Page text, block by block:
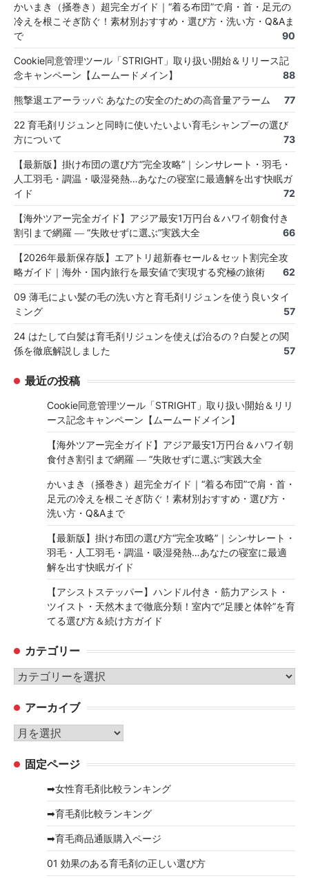
かいまき（掻巻き）超完全ガイド｜“着る布団”で肩・首・足元の
冷えを根こそぎ防ぐ！素材別おすすめ・選び方・洗い方・Q&Aま
で
90
Cookie同意管理ツール「STRIGHT」取り扱い開始＆リリース記
念キャンペーン【ムームードメイン】
88
熊撃退エアーラッパ: あなたの安全のための高音量アラーム 77
22 育毛剤リジュンと同時に使いたいよい育毛シャンプーの選び
方について
73
【最新版】掛け布団の選び方“完全攻略”｜シンサレート・羽毛・
人工羽毛・調温・吸湿発熱…あなたの寝室に最適解を出す快眠ガ
イド
72
【海外ツアー完全ガイド】アジア最安1万円台＆ハワイ朝食付き
割引まで網羅 ― “失敗せずに選ぶ”実践大全
66
【2026年最新保存版】エアトリ超新春セール＆セット割完全攻
略ガイド｜海外・国内旅行を最安値で実現する究極の旅術
62
09 薄毛によい髪の毛の洗い方と育毛剤リジュンを使う良いタイ
ミング
57
24 はたして白髪は育毛剤リジュンを使えば治るの？白髪との関
係を徹底解説しました
57
最近の投稿
Cookie同意管理ツール「STRIGHT」取り扱い開始＆リリ
ース記念キャンペーン【ムームードメイン】
【海外ツアー完全ガイド】アジア最安1万円台＆ハワイ朝
食付き割引まで網羅 ― “失敗せずに選ぶ”実践大全
かいまき（掻巻き）超完全ガイド｜“着る布団”で肩・首・
足元の冷えを根こそぎ防ぐ！素材別おすすめ・選び方・
洗い方・Q&Aまで
【最新版】掛け布団の選び方“完全攻略”｜シンサレート・
羽毛・人工羽毛・調温・吸湿発熱…あなたの寝室に最適
解を出す快眠ガイド
【アシストステッパー】ハンドル付き・筋力アシスト・
ツイスト・天然木まで徹底分類！室内で“足腰と体幹”を育
てる選び方＆続け方ガイド
カテゴリー
カ
ゴ
リ
ー
アーカイブ
ア
カ 固定ページ
➡女性育毛剤比較ランキング
➡育毛剤比較ランキング
➡育毛商品通販購入ページ
01 効果のある育毛剤の正しい選び方